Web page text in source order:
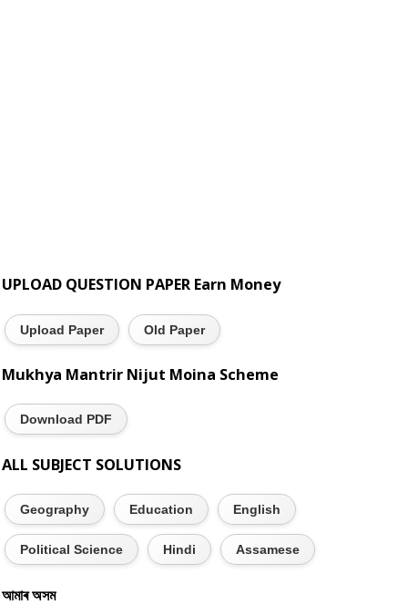
UPLOAD QUESTION PAPER Earn Money
Upload Paper Old Paper
Mukhya Mantrir Nijut Moina Scheme
Download PDF
ALL SUBJECT SOLUTIONS
Geography Education English
Political Science Hindi Assamese
আমাৰ অসম